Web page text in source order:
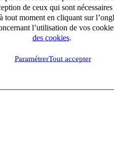
de ceux qui sont
moment en cliquant sur
l’utilisation de vos
des cookies.
ParamétrerTout accepter